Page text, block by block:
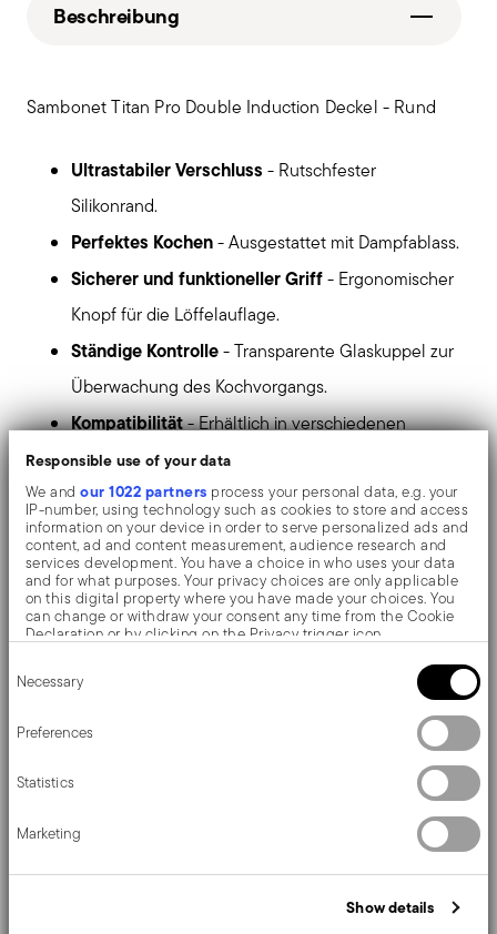
Responsible use of your data
We andour 1022 partners process your personal data, e.g. your
IP-number, using technology such as cookies to store and access
information on your device in order to serve personalized ads and
content, ad and content measurement, audience research and
services development. You have a choice in who uses your data
and for what purposes. Your privacy choices are only applicable
on this digital property where you have made your choices. You
can change or withdraw your consent any time from the Cookie
Declaration or by clicking on the Privacy trigger icon.
Collect information about your geographical location
Identify your device by actively scanning it for specific
characteristics (fingerprinting)
Find out more about how your personal data is processed and set
your preferences in the
We use cookies to personalise content and ads, to provide social
media features and to analyse our traffic. We also share
information about your use of our site with our social media,
advertising and analytics partners who may combine it with other
Selection
Necessary
Preferences
Statistics
Marketing
Show details
Beschreibung
Sambonet Titan Pro Double Induction Deckel - Rund
Ultrastabiler Verschluss - Rutschfester
Silikonrand.
Perfektes Kochen- Ausgestattet mit Dampfablass.
Sicherer und funktioneller Griff- Ergonomischer
Knopf für die Löffelauflage.
Ständige Kontrolle- Transparente Glaskuppel zur
Überwachung des Kochvorgangs.
Kompatibilität- Erhältlich in verschiedenen
Größen, passend für alle Pfannen, Kasserollen und
Töpfe.
Für Zwei Konzipiert -Entwickelt, um sowohl zur
Titan Pro Double Induction als auch zur Titan Pro
Green zu passen.
Spülmaschinentauglich– Maximaler Komfort,
auch bei der Reinigung.
Doppelte Induktion, Diamantpulverbeschichtung und
Utensilien, langlebig und extrem leistungsstark.